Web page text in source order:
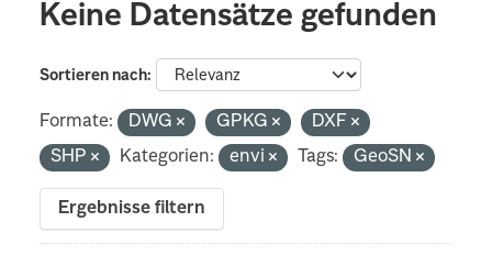
Keine Datensätze gefunden
Sortieren nach
Formate: DWG GPKG
DXF
SHP
Kategorien: envi Tags: GeoSN
Ergebnisse filtern